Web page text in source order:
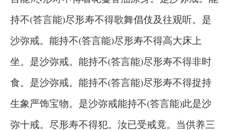
持不(答言能)尽形寿不得歌舞倡伎及往观听。是
沙弥戒。能持不(答言能)尽形寿不得高大床上
坐。是沙弥戒。能持不(答言能)尽形寿不得非时
食。是沙弥戒。能持不(答言能)尽形寿不得捉持
生象严饰宝物。是沙弥戒能持不(答言能)此是沙
弥十戒。尽形寿不得犯。汝已受戒竟。当供养三